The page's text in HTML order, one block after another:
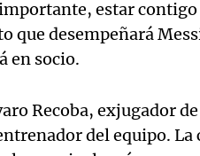
estar
que desempeñará
en socio.
Recoba, exjugador
del equipo. La